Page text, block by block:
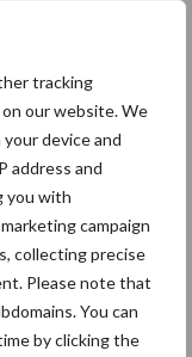
tracking
our website. We
device and
address and
you with
campaign
collecting precise
Please note that
You can
by clicking the
van 2 juli
met
GVE te veel
meer krimpen
en door
in 2018.